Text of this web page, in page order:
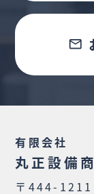
email
有限会社
丸正設備
〒444-1211